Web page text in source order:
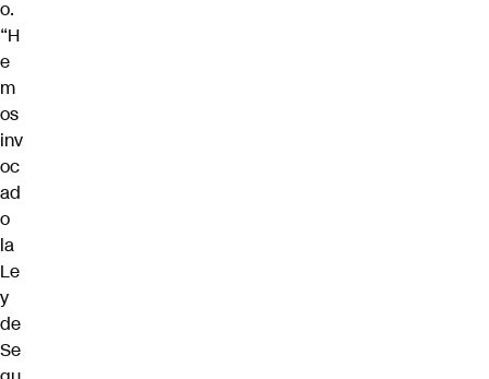
o.
“H
e
m
os
inv
oc
ad
o
la
Le
y
de
Se